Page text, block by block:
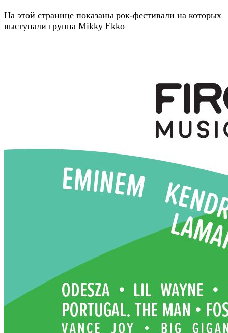
На этой странице показаны рок-фестивали на которых
выступали группа Mikky Ekko